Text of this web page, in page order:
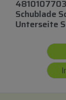
Schublade
Unterseite